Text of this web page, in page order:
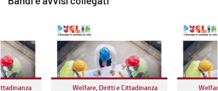
Welfare, Diritti e Cittadinanza